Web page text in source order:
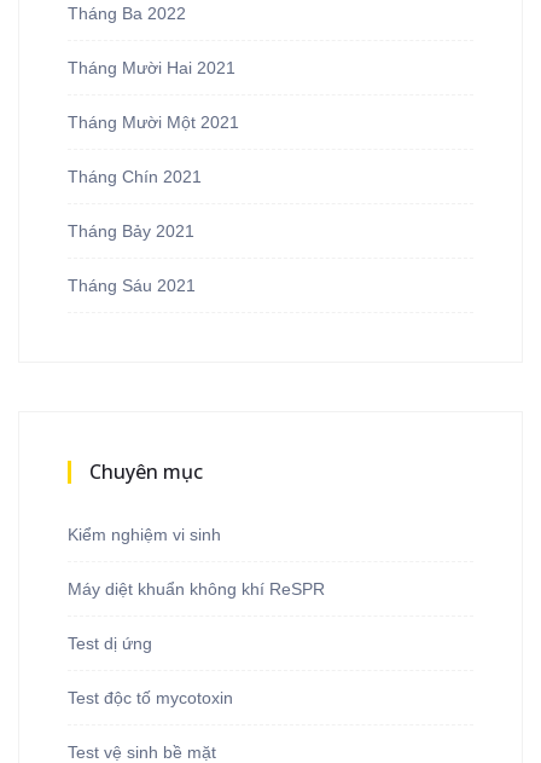
Tháng Ba 2022
Tháng Mười Hai 2021
Tháng Mười Một 2021
Tháng Chín 2021
Tháng Bảy 2021
Tháng Sáu 2021
Chuyên mục
Kiểm nghiệm vi sinh
Máy diệt khuẩn không khí ReSPR
Test dị ứng
Test độc tố mycotoxin
Test vệ sinh bề mặt